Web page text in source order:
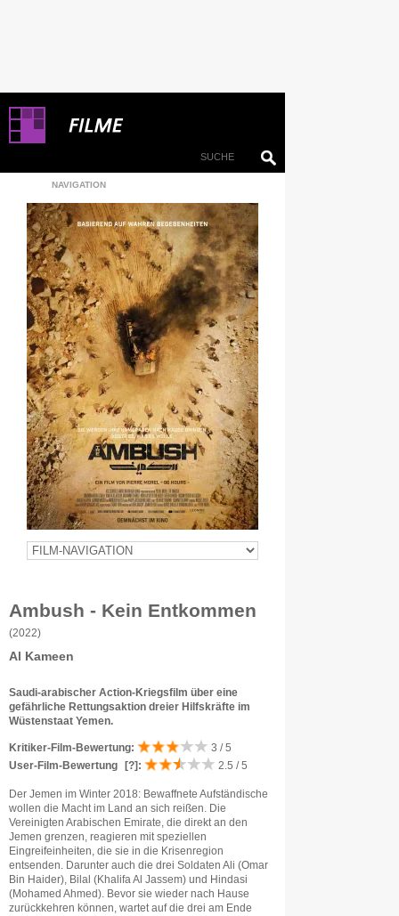
NAVIGATION
Ambush - Kein Entkommen
(2022)
Al Kameen
Saudi-arabischer Action-Kriegsfilm über eine
gefährliche Rettungsaktion dreier Hilfskräfte im
Wüstenstaat Yemen.
Kritiker-Film-Bewertung:
3 / 5
User-Film-Bewertung
[?] : 2.5 / 5
Der Jemen im Winter 2018: Bewaffnete Aufständische
wollen die Macht im Land an sich reißen. Die
Vereinigten Arabischen Emirate, die direkt an den
Jemen grenzen, reagieren mit speziellen
Eingreifeinheiten, die sie in die Krisenregion
entsenden. Darunter auch die drei Soldaten Ali (Omar
Bin Haider), Bilal (Khalifa Al Jassem) und Hindasi
(Mohamed Ahmed). Bevor sie wieder nach Hause
zurückkehren können, wartet auf die drei am Ende